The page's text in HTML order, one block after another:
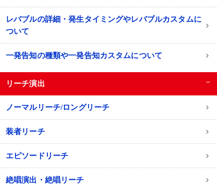
レバブルの詳細・発生タイミングやレバブルカスタムに
ついて
一発告知の種類や一発告知カスタムについて
リーチ演出 −
ノーマルリーチ/ロングリーチ
装者リーチ
エピソードリーチ
絶唱演出・絶唱リーチ